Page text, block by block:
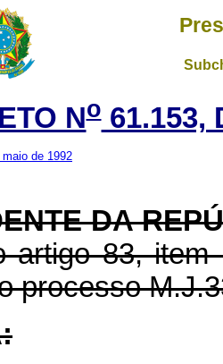
No61.153,
de 1992
DA
artigo 83,
processo